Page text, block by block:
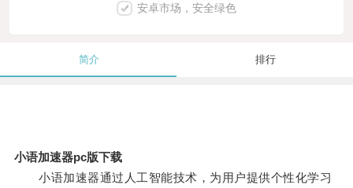
安卓市场，安全绿色
简介 排行
小语加速器pc版下载
小语加速器通过人工智能技术，为用户提供个性化学习